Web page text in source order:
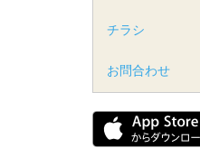
チラシ
お問合わせ